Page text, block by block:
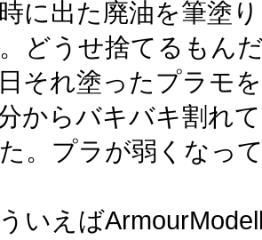
に出た廃油を筆塗
どうせ捨てるもん
それ塗ったプラモ
からバキバキ割れ
。プラが弱くなっ
いえば